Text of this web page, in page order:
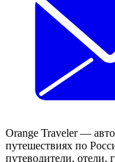
Orange Traveler —
путешествиях по
путеводители, отели,